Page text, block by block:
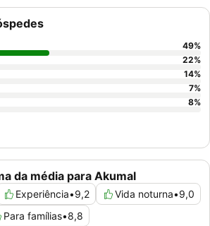
energia, complementada por um
e extenso que oferece jantares
mais tranquila, os hóspedes devem
quarto renovado, uma vez que algumas
uma decoração datada.
da média para Akumal
Experiência•9,2 Vida noturna•9,0
Para famílias•8,8
49%
22%
14%
7%
8%